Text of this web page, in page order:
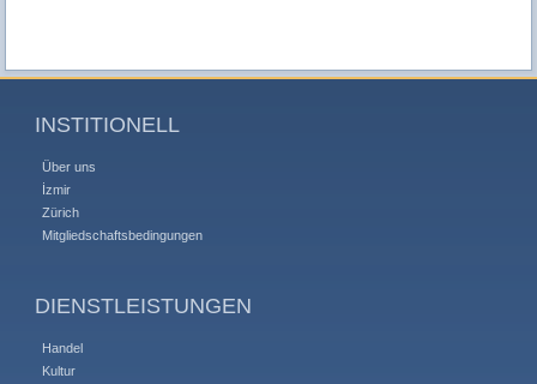
INSTITIONELL
Über uns
İzmir
Zürich
Mitgliedschaftsbedingungen
DIENSTLEISTUNGEN
Handel
Kultur